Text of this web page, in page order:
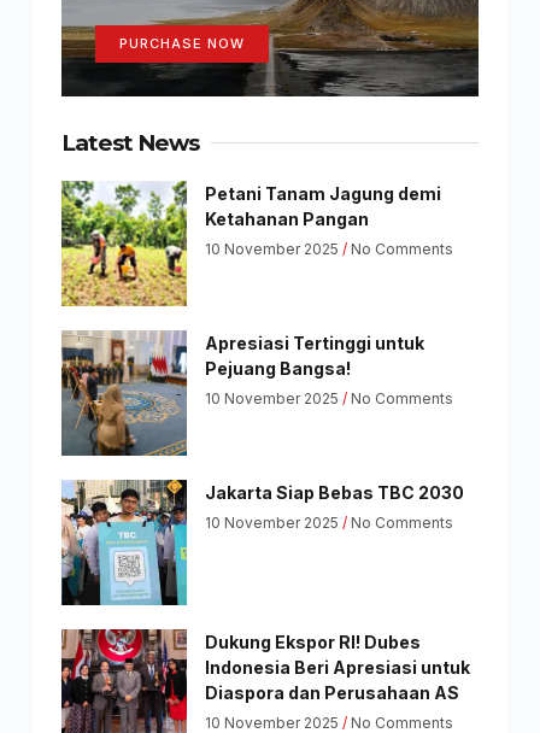
PURCHASE NOW
Latest News
Petani Tanam Jagung demi
Ketahanan Pangan
10 November 2025 No Comments
Apresiasi Tertinggi untuk
Pejuang Bangsa!
10 November 2025 No Comments
Jakarta Siap Bebas TBC 2030
10 November 2025 No Comments
Dukung Ekspor RI! Dubes
Indonesia Beri Apresiasi untuk
Diaspora dan Perusahaan AS
10 November 2025 No Comments